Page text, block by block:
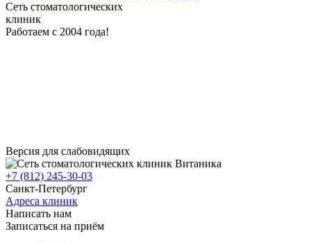
Сеть стоматологических
клиник
Работаем с 2004 года!
Версия для слабовидящих
+7 (812) 245-30-03
Санкт-Петербург
Адреса клиник
Написать нам
Записаться на приём